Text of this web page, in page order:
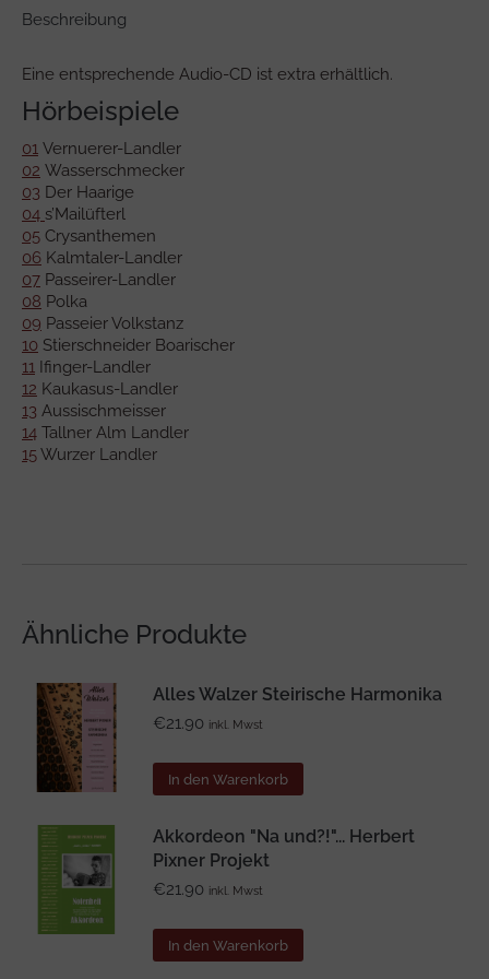
Beschreibung
Eine entsprechende Audio-CD ist extra erhältlich.
Hörbeispiele
01 Vernuerer-Landler
02 Wasserschmecker
03 Der Haarige
04 s’Mailüfterl
05 Crysanthemen
06 Kalmtaler-Landler
07 Passeirer-Landler
08 Polka
09 Passeier Volkstanz
10 Stierschneider Boarischer
11 Ifinger-Landler
12 Kaukasus-Landler
13 Aussischmeisser
14 Tallner Alm Landler
15Wurzer Landler
Ähnliche Produkte
Alles Walzer Steirische Harmonika
€21.90 inkl. Mwst
In den Warenkorb
Akkordeon "Na und?!"... Herbert
Pixner Projekt
€21.90 inkl. Mwst
In den Warenkorb